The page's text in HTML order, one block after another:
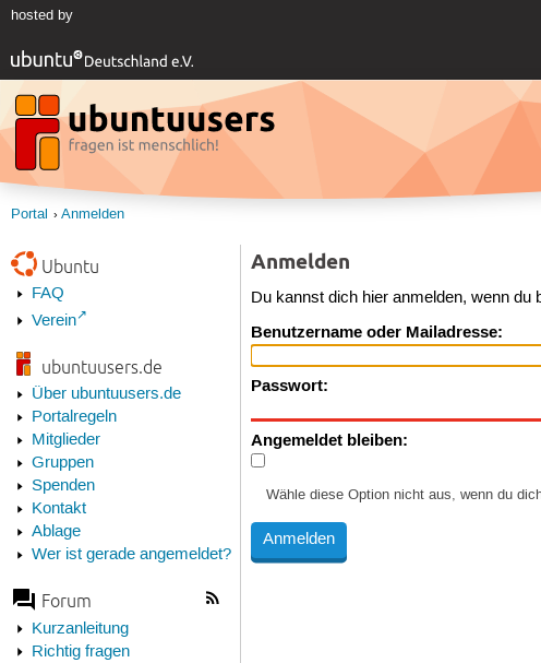
hosted by
Portal Anmelden
Ubuntu
FAQ
Verein
ubuntuusers.de
Über ubuntuusers.de
Portalregeln
Mitglieder
Gruppen
Spenden
Kontakt
Ablage
Wer ist gerade angemeldet?
Forum
Kurzanleitung
Richtig fragen
Anmelden
Du kannst dich hier anmelden, wenn du
Benutzername oder Mailadresse:
Passwort:
Angemeldet bleiben:
Wähle diese Option nicht aus, wenn du